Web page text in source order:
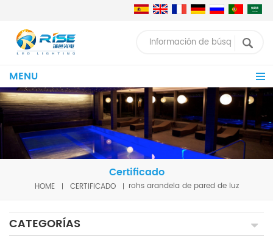
MENU
Certificado
HOME CERTIFICADO rohs arandela de pared de luz
CATEGORÍAS